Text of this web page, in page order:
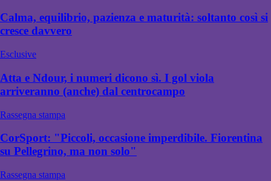
Calma, equilibrio, pazienza e maturità: soltanto così si
cresce davvero
Esclusive
Atta e Ndour, i numeri dicono sì. I gol viola
arriveranno (anche) dal centrocampo
Rassegna stampa
CorSport: "Piccoli, occasione imperdibile. Fiorentina
su Pellegrino, ma non solo"
Rassegna stampa